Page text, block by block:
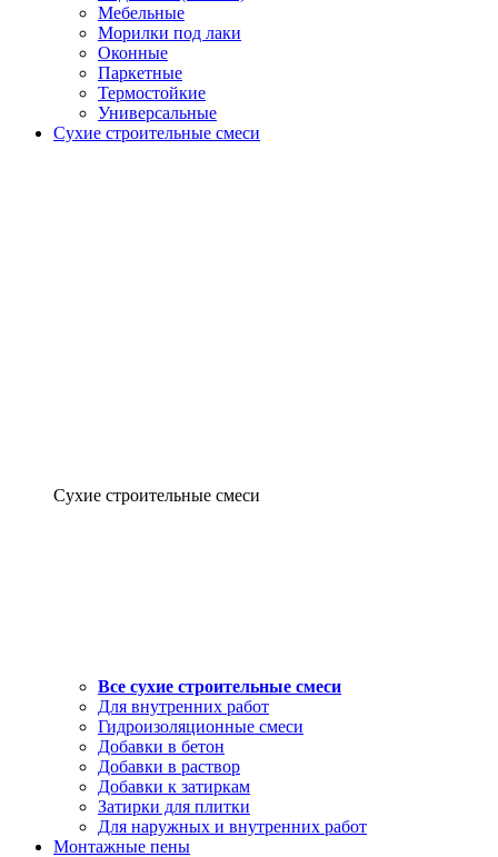
Мебельные
Морилки под лаки
Оконные
Паркетные
Термостойкие
Универсальные
Сухие строительные смеси
Сухие строительные смеси
Все сухие строительные смеси
Для внутренних работ
Гидроизоляционные смеси
Добавки в бетон
Добавки в раствор
Добавки к затиркам
Затирки для плитки
Для наружных и внутренних работ
Монтажные пены